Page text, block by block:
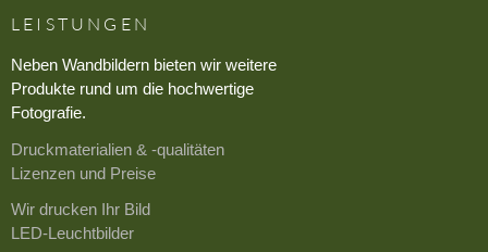
LEISTUNGEN
Neben Wandbildern bieten wir weitere
Produkte rund um die hochwertige
Fotografie.
Druckmaterialien & -qualitäten
Lizenzen und Preise
Wir drucken Ihr Bild
LED-Leuchtbilder